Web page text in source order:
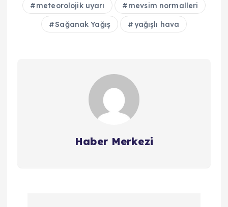
meteorolojik uyarı mevsim normalleri
Sağanak Yağış yağışlı hava
Haber Merkezi